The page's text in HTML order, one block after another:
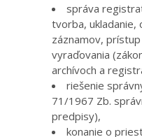
správa
tvorba, ukladanie,
záznamov,
vyraďovania
archívoch a
riešenie
71/1967 Zb.
predpisy),
konanie o